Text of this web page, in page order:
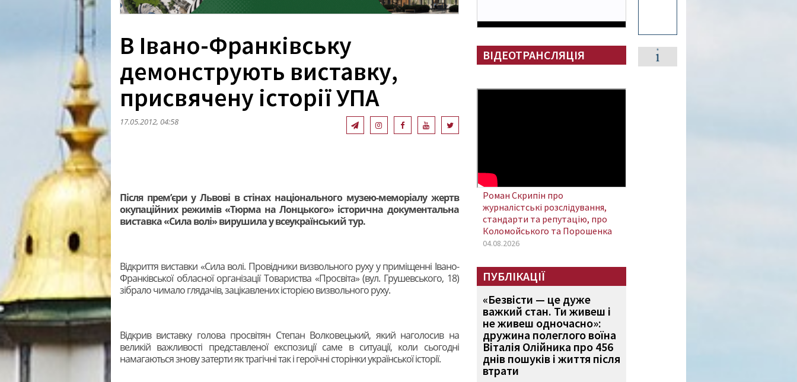
В Івано-Франківську
демонструють виставку,
присвячену історії УПА
17.05.2012, 04:58
Після прем’єри у Львові в стінах національного музею-меморіалу жертв
окупаційних режимів «Тюрма на Лонцького» історична документальна
виставка «Сила волі» вирушила у всеукраїнський тур.
Відкриття виставки «Сила волі. Провідники визвольного руху у приміщенні Івано-
Франківської обласної організації Товариства «Просвіта» (вул. Грушевського, 18)
зібрало чимало глядачів, зацікавлених історією визвольного руху.
Відкрив виставку голова просвітян Степан Волковецький, який наголосив на
великій важливості представленої експозиції саме в ситуації, коли сьогодні
намагаються знову затерти як трагічні так і героїчні сторінки української історії.
ВІДЕОТРАНСЛЯЦІЯ
Роман Скрипін про
журналістські розслідування,
стандарти та репутацію, про
Коломойського та Порошенка
04.08.2026
ПУБЛІКАЦІЇ
«Безвісти — це дуже
важкий стан. Ти живеш і
не живеш одночасно»:
дружина полеглого воїна
Віталія Олійника про 456
днів пошуків і життя після
втрати